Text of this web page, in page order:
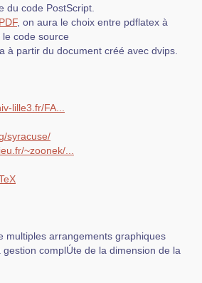
du code PostScript.
PDF, on aura le choix entre pdflatex à
code source
à partir du document créé avec dvips.
lille3.fr/FA...
syracuse/
~zoonek/...
multiples arrangements graphiques
complÚte de la dimension de la